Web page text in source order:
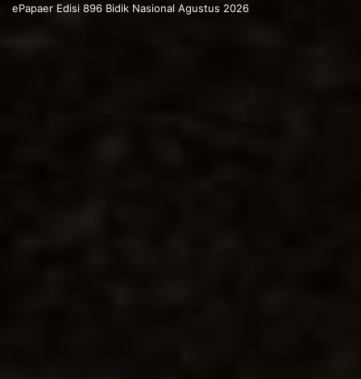
ePapaer Edisi 896 Bidik Nasional Agustus 2026